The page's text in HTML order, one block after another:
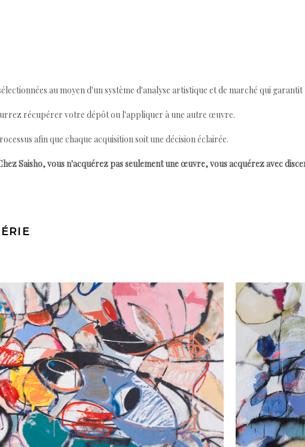
au moyen d'un système d'analyse artistique et de marché qui
récupérer votre dépôt ou l'appliquer à une autre œuvre.
afin que chaque acquisition soit une décision éclairée.
Saisho, vous n'acquérez pas seulement une œuvre, vous acquérez avec